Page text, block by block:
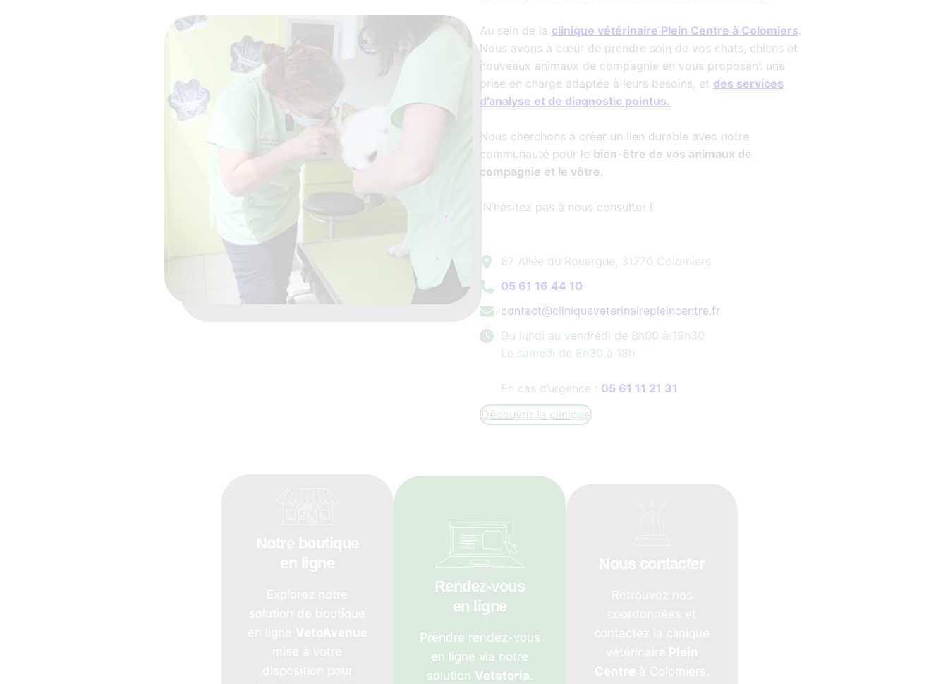
Au sein de la clinique vétérinaire Plein Centre à Colomiers.
Nous avons à cœur de prendre soin de vos chats, chiens et
nouveaux animaux de compagnie en vous proposant une
prise en charge adaptée à leurs besoins, et des services
d’analyse et de diagnostic pointus.
Nous cherchons à créer un lien durable avec notre
communauté pour le bien-être de vos animaux de
compagnie et le vôtre.
N’hésitez pas à nous consulter !
67 Allée du Rouergue, 31770 Colomiers
05 61 16 44 10
contact@cliniqueveterinairepleincentre.fr
Du lundi au vendredi de 8h00 à 19h30
Le samedi de 8h30 à 18h
En cas d’urgence : 05 61 11 21 31
Découvrir la clinique
Rendez-vous
en ligne
Prendre rendez-vous
en ligne via notre
solution Vetstoria.